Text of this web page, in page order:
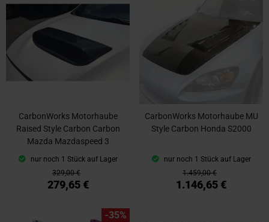
CarbonWorks Motorhaube
Raised Style Carbon Carbon
Mazda Mazdaspeed 3
nur noch 1 Stück auf Lager
329,00 €
279,65 €
CarbonWorks Motorhaube MU
Style Carbon Honda S2000
nur noch 1 Stück auf Lager
1.459,00 €
1.146,65 €
-35%